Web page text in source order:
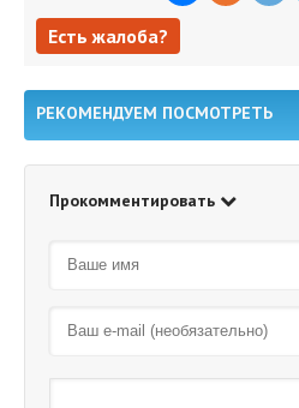
Есть жалоба?
РЕКОМЕНДУЕМ ПОСМОТРЕТЬ
Прокомментировать